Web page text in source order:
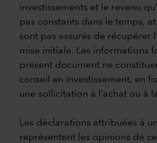
investissements et le revenu
pas constants dans le temps,
sont pas assurés de récupérer
mise initiale. Les informations
présent document ne
conseil en investissement, en
une sollicitation à l’achat ou à
Les déclarations attribuées à
représentent les opinions de